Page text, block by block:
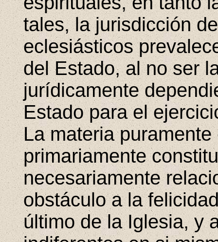
tales, la jurisdicción
eclesiásticos
del Estado, al no ser
jurídicamente
Estado para el
La materia
primariamente
necesariamente
obstáculo a la
último de la Iglesia, y